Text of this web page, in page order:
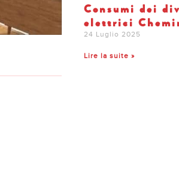
Consumi dei
elettrici
24 Luglio 2025
Lire la suite »